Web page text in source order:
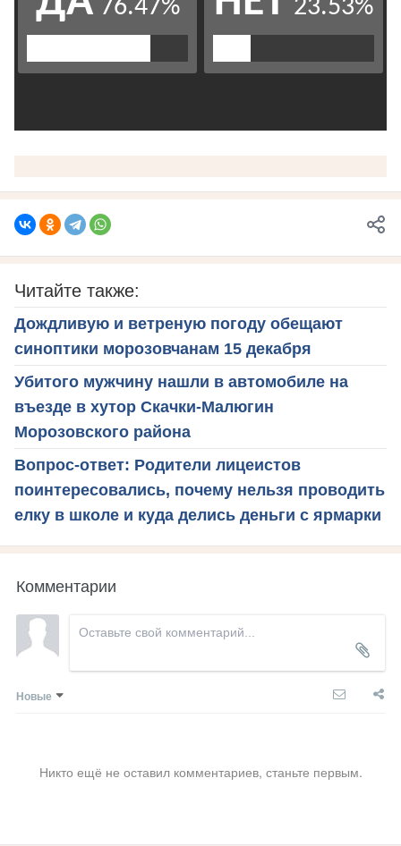
Читайте также:
Дождливую и ветреную погоду обещают
синоптики морозовчанам 15 декабря
Убитого мужчину нашли в автомобиле на
въезде в хутор Скачки-Малюгин
Морозовского района
Вопрос-ответ: Родители лицеистов
поинтересовались, почему нельзя проводить
елку в школе и куда делись деньги с ярмарки
Комментарии
Новые
Никто ещё не оставил комментариев, станьте первым.